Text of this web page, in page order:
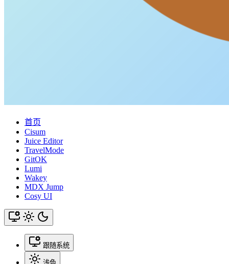
首页
Cisum
Juice Editor
TravelMode
GitOK
Lumi
Wakey
MDX Jump
Cosy UI
跟随系统